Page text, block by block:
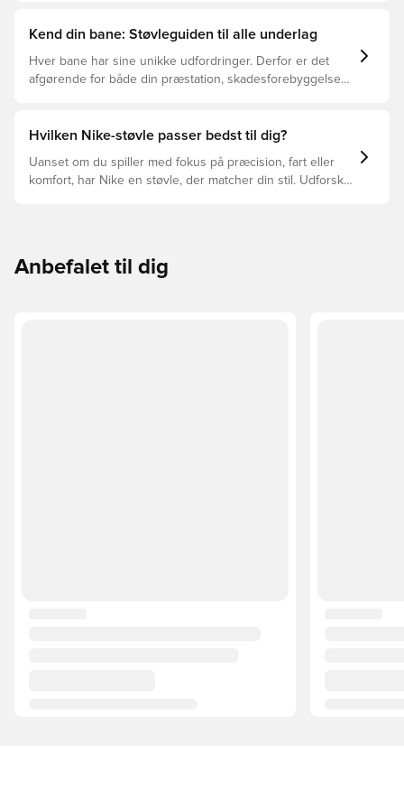
Kend din bane: Støvleguiden til alle underlag
Hver bane har sine unikke udfordringer. Derfor er det
afgørende for både din præstation, skadesforebyggelse
støvler der er det bedste valg til de forskellige typer
Hvilken Nike-støvle passer bedst til dig?
Uanset om du spiller med fokus på præcision, fart eller
komfort, har Nike en støvle, der matcher din stil. Udforsk
Anbefalet til dig